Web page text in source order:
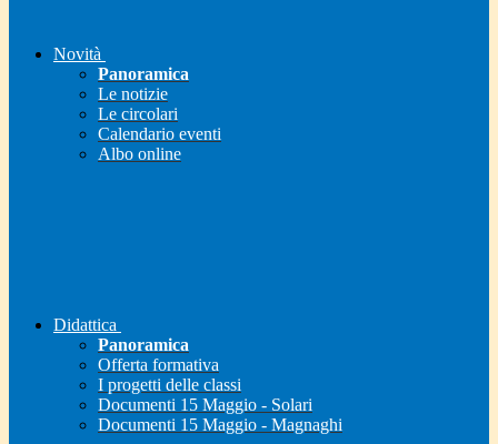
Novità
Panoramica
Le notizie
Le circolari
Calendario eventi
Albo online
Didattica
Panoramica
Offerta formativa
I progetti delle classi
Documenti 15 Maggio - Solari
Documenti 15 Maggio - Magnaghi